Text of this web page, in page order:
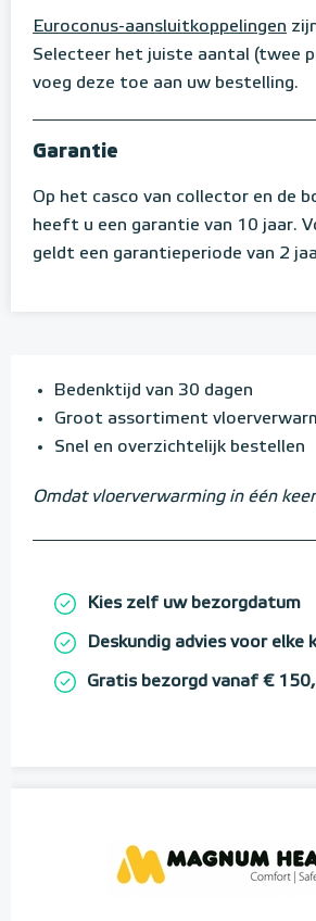
Euroconus-aansluitkoppelingen
Selecteer het juiste aantal (twee
voeg deze toe aan uw bestelling.
Garantie
Op het casco van collector en de
heeft u een garantie van 10 jaar.
geldt een garantieperiode van 2
Bedenktijd van 30 dagen
Groot assortiment
Snel en overzichtelijk bestellen
Omdat vloerverwarming in één
Kies zelf uw bezorgdatum
Deskundig advies voor elke
Gratis bezorgd vanaf €